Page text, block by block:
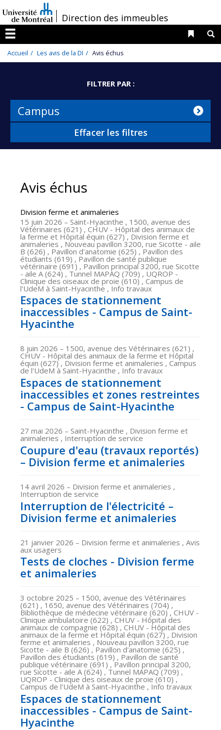
au
contenu
/Direction des immeubles
Menu
Liens
Accueil Les avis de la DI Avis échus
FILTRER PAR :
Campus
Effacer les filtres
Avis échus
Division ferme et animaleries
15 juin 2026 – Saint-Hyacinthe , 1500, avenue des
Vétérinaires (621) , CHUV - Hôpital des animaux de
la ferme et Hôpital équin (627) , Division ferme et
animaleries , Nouveau pavillon 3200, rue Sicotte - aile
B (626) , Pavillon d'anatomie (625) , Pavillon des
étudiants (619) , Pavillon de santé publique
vétérinaire (691) , Pavillon principal 3200, rue Sicotte
- aile A (624) , Tunnel MAPAQ (709) , UQROP -
Clinique des oiseaux de proie (610) , Campus de
l'UdeM à Saint-Hyacinthe , Info travaux
Espaces de stationnement
inaccessibles - Campus de Saint-
Hyacinthe
8 juin 2026 – 1500, avenue des Vétérinaires (621) ,
CHUV - Hôpital des animaux de la ferme et Hôpital
équin (627) , Division ferme et animaleries , Campus
de l'UdeM à Saint-Hyacinthe , Info travaux
Espaces de stationnement
inaccessibles et zones restreintes
- Campus de Saint-Hyacinthe
27 mai 2026 – Saint-Hyacinthe , Division ferme et
animaleries , Interruption de service
Coupure d'eau (travaux reportés)
– Division ferme et animaleries
14 avril 2026 – Division ferme et animaleries ,
Interruption de service
Interruption de l'électricité –
Division ferme et animaleries
21 janvier 2026 – Division ferme et animaleries , Avis
aux usagers
Tests de cloches - Division ferme
et animaleries
3 octobre 2025 – 1500, avenue des Vétérinaires
(621) , 1650, avenue des Vétérinaires (704) ,
Bibliothèque de médecine vétérinaire (620) , CHUV -
Clinique ambulatoire (622) , CHUV - Hôpital des
animaux de compagnie (628) , CHUV - Hôpital des
animaux de la ferme et Hôpital équin (627) , Division
ferme et animaleries , Nouveau pavillon 3200, rue
Sicotte - aile B (626) , Pavillon d'anatomie (625) ,
Pavillon des étudiants (619) , Pavillon de santé
publique vétérinaire (691) , Pavillon principal 3200,
rue Sicotte - aile A (624) , Tunnel MAPAQ (709) ,
UQROP - Clinique des oiseaux de proie (610) ,
Campus de l'UdeM à Saint-Hyacinthe , Info travaux
Espaces de stationnement
inaccessibles - Campus de Saint-
Hyacinthe